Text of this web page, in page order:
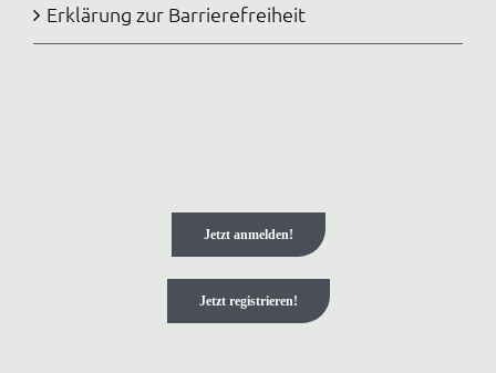
Erklärung zur Barrierefreiheit
Jetzt anmelden!
Jetzt registrieren!